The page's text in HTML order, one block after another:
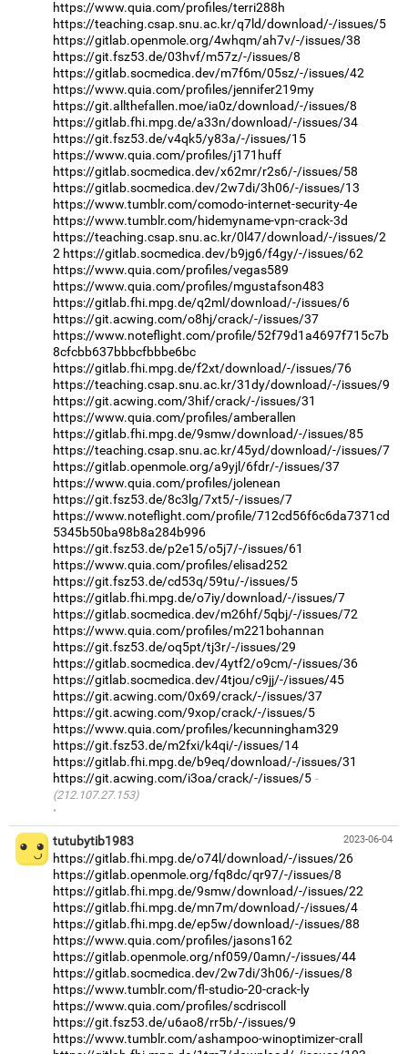
https://www.quia.com/profiles/terri288h
https://teaching.csap.snu.ac.kr/q7ld/download/-/issues/5
https://gitlab.openmole.org/4whqm/ah7v/-/issues/38
https://git.fsz53.de/03hvf/m57z/-/issues/8
https://gitlab.socmedica.dev/m7f6m/05sz/-/issues/42
https://www.quia.com/profiles/jennifer219my
https://git.allthefallen.moe/ia0z/download/-/issues/8
https://gitlab.fhi.mpg.de/a33n/download/-/issues/34
https://git.fsz53.de/v4qk5/y83a/-/issues/15
https://www.quia.com/profiles/j171huff
https://gitlab.socmedica.dev/x62mr/r2s6/-/issues/58
https://gitlab.socmedica.dev/2w7di/3h06/-/issues/13
https://www.tumblr.com/comodo-internet-security-4e
https://www.tumblr.com/hidemyname-vpn-crack-3d
https://teaching.csap.snu.ac.kr/0l47/download/-/issues/2
2 https://gitlab.socmedica.dev/b9jg6/f4gy/-/issues/62
https://www.quia.com/profiles/vegas589
https://www.quia.com/profiles/mgustafson483
https://gitlab.fhi.mpg.de/q2ml/download/-/issues/6
https://git.acwing.com/o8hj/crack/-/issues/37
https://www.noteflight.com/profile/52f79d1a4697f715c7b
8cfcbb637bbbcfbbbe6bc
https://gitlab.fhi.mpg.de/f2xt/download/-/issues/76
https://teaching.csap.snu.ac.kr/31dy/download/-/issues/9
https://git.acwing.com/3hif/crack/-/issues/31
https://www.quia.com/profiles/amberallen
https://gitlab.fhi.mpg.de/9smw/download/-/issues/85
https://teaching.csap.snu.ac.kr/45yd/download/-/issues/7
https://gitlab.openmole.org/a9yjl/6fdr/-/issues/37
https://www.quia.com/profiles/jolenean
https://git.fsz53.de/8c3lg/7xt5/-/issues/7
https://www.noteflight.com/profile/712cd56f6c6da7371cd
5345b50ba98b8a284b996
https://git.fsz53.de/p2e15/o5j7/-/issues/61
https://www.quia.com/profiles/elisad252
https://git.fsz53.de/cd53q/59tu/-/issues/5
https://gitlab.fhi.mpg.de/o7iy/download/-/issues/7
https://gitlab.socmedica.dev/m26hf/5qbj/-/issues/72
https://www.quia.com/profiles/m221bohannan
https://git.fsz53.de/oq5pt/tj3r/-/issues/29
https://gitlab.socmedica.dev/4ytf2/o9cm/-/issues/36
https://gitlab.socmedica.dev/4tjou/c9jj/-/issues/45
https://git.acwing.com/0x69/crack/-/issues/37
https://git.acwing.com/9xop/crack/-/issues/5
https://www.quia.com/profiles/kecunningham329
https://git.fsz53.de/m2fxi/k4qi/-/issues/14
https://gitlab.fhi.mpg.de/b9eq/download/-/issues/31
https://git.acwing.com/i3oa/crack/-/issues/5
(212.107.27.153)
·
2023-06-04
tutubytib1983
https://gitlab.fhi.mpg.de/o74l/download/-/issues/26
https://gitlab.openmole.org/fq8dc/qr97/-/issues/8
https://gitlab.fhi.mpg.de/9smw/download/-/issues/22
https://gitlab.fhi.mpg.de/mn7m/download/-/issues/4
https://gitlab.fhi.mpg.de/ep5w/download/-/issues/88
https://www.quia.com/profiles/jasons162
https://gitlab.openmole.org/nf059/0amn/-/issues/44
https://gitlab.socmedica.dev/2w7di/3h06/-/issues/8
https://www.tumblr.com/fl-studio-20-crack-ly
https://www.quia.com/profiles/scdriscoll
https://git.fsz53.de/u6ao8/rr5b/-/issues/9
https://www.tumblr.com/ashampoo-winoptimizer-crall